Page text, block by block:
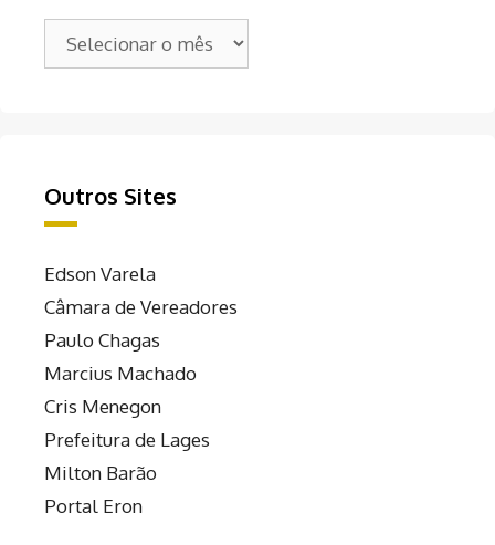
Outros Sites
Edson Varela
Câmara de Vereadores
Paulo Chagas
Marcius Machado
Cris Menegon
Prefeitura de Lages
Milton Barão
Portal Eron